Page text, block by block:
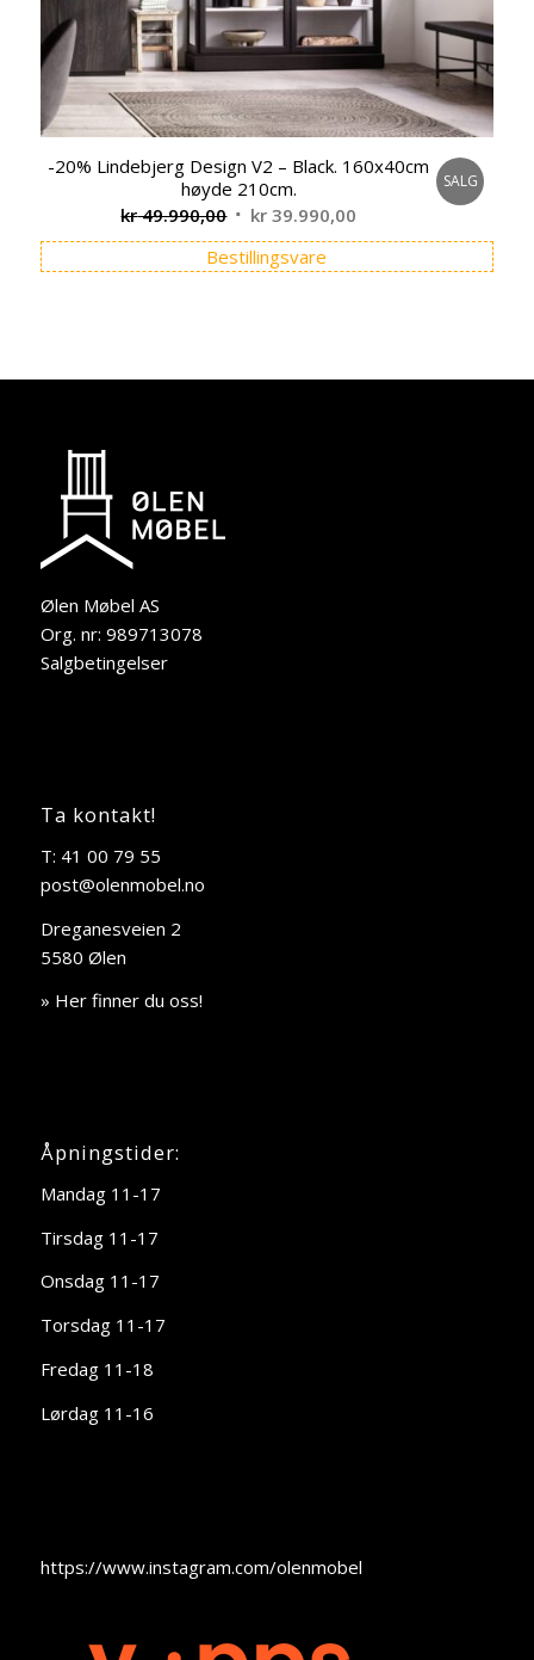
-20% Lindebjerg Design V2 – Black. 160x40cm
høyde 210cm.
kr49.990,00 Opprinnelig
pris
var:
kr 39.990,00 Nåværende
pris
er:
SALG
Bestillingsvare
Ølen Møbel AS
Org. nr: 989713078
Salgbetingelser
Ta kontakt!
T: 41 00 79 55
post@olenmobel.no
Dreganesveien 2
5580 Ølen
» Her finner du oss!
Åpningstider:
Mandag 11-17
Tirsdag 11-17
Onsdag 11-17
Torsdag 11-17
Fredag 11-18
Lørdag 11-16
https://www.instagram.com/olenmobel